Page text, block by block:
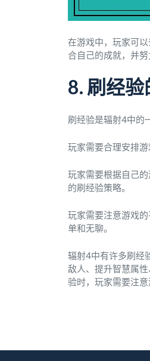
在游戏中，玩家可
合自己的成就，并
8. 刷经
刷经验是辐射4中的
玩家需要合理安排
玩家需要根据自己
的刷经验策略。
玩家需要注意游戏
单和无聊。
辐射4中有许多刷经
敌人、提升智慧属
验时，玩家需要注